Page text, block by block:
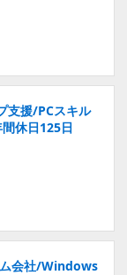
支援/PCスキル
休日125日
会社/Windows